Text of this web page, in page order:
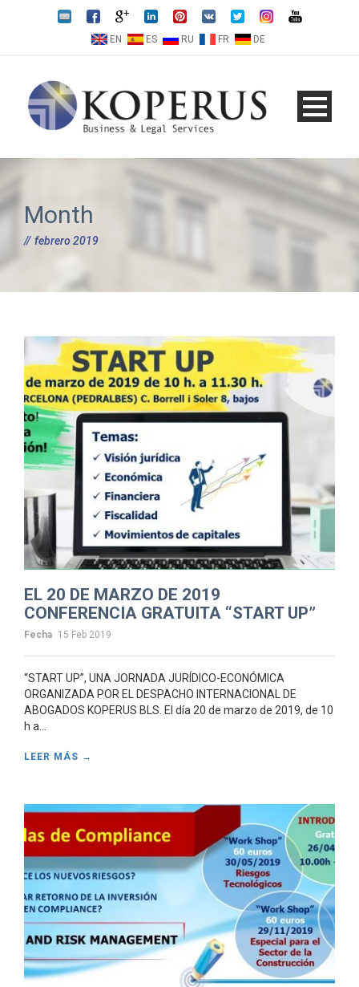
EN ES RU FR DE
Month
febrero 2019
EL 20 DE MARZO DE 2019
CONFERENCIA GRATUITA “START UP”
Fecha 15 Feb 2019
“START UP”, UNA JORNADA JURÍDICO-ECONÓMICA
ORGANIZADA POR EL DESPACHO INTERNACIONAL DE
ABOGADOS KOPERUS BLS. El día 20 de marzo de 2019, de 10
h a...
LEER MÁS →